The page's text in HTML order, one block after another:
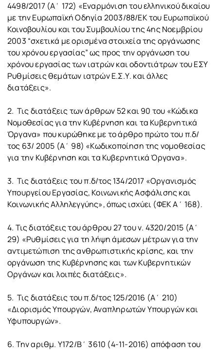
4498/2017 (Α΄ 172) «Εναρμόνιση του ελληνικού δικαίου
με την Ευρωπαϊκή Οδηγία 2003/88/ΕΚ του Ευρωπαϊκού
Κοινοβουλίου και του Συμβουλίου της 4ης Νοεμβρίου
2003 “σχετικά με ορισμένα στοιχεία της οργάνωσης
του χρόνου εργασίας” ως προς την οργάνωση του
χρόνου εργασίας των ιατρών και οδοντιάτρων του ΕΣΥ
Ρυθμίσεις θεμάτων ιατρών Ε.Σ.Υ. και άλλες
διατάξεις».
2. Τις διατάξεις των άρθρων 52 και 90 του «Κώδικα
Νομοθεσίας για την Κυβέρνηση και τα Κυβερνητικά
Όργανα» που κυρώθηκε με το άρθρο πρώτο του π.δ/
τος 63/ 2005 (Α΄ 98) «Κωδικοποίηση της νομοθεσίας
για την Κυβέρνηση και τα Κυβερνητικά Όργανα».
3. Τις διατάξεις του π.δ/τος 134/2017 «Οργανισμός
Υπουργείου Εργασίας, Κοινωνικής Ασφάλισης και
Κοινωνικής Αλληλεγγύης», όπως ισχύει (ΦΕΚ Α΄ 168).
4. Τις διατάξεις του άρθρου 27 του ν. 4320/2015 (Α΄
29) «Ρυθμίσεις για τη λήψη άμεσων μέτρων για την
αντιμετώπιση της ανθρωπιστικής κρίσης, και την
οργάνωση της Κυβέρνησης και των Κυβερνητικών
Οργάνων και λοιπές διατάξεις».
5. Τις διατάξεις του π.δ/τος 125/2016 (Α΄ 210)
«Διορισμός Υπουργών, Αναπληρωτών Υπουργών και
Υφυπουργών».
6. Την αριθμ. Υ172/Β΄ 3610 (4-11-2016) απόφαση του